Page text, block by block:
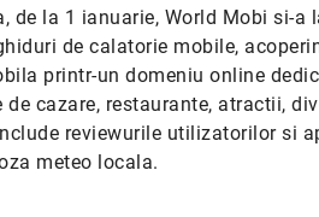
de la 1 ianuarie, World Mobi si-
de calatorie mobile,
printr-un domeniu online
de cazare, restaurante, atractii,
reviewurile utilizatorilor si
meteo locala.